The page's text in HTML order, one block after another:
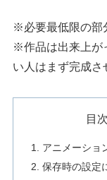
※必要最低限の部
※作品は出来上が
い人はまず完成さ
目次
アニメーショ
保存時の設定